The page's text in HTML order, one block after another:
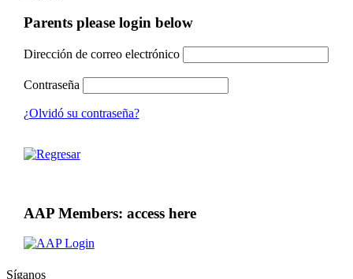
Parents please login below
Dirección de correo electrónico
Contraseña
¿Olvidó su contraseña?
AAP Members: access here
Síganos